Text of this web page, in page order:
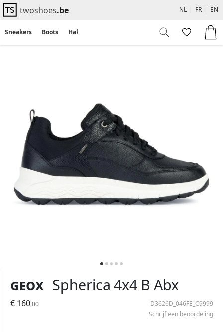
twoshoes.be NL | FR | EN
Sneakers Boots Hakken
Geox Spherica 4x4 B Abx
€ 160,00
D3626D_046FE_C9999
Schrijf een beoordeling